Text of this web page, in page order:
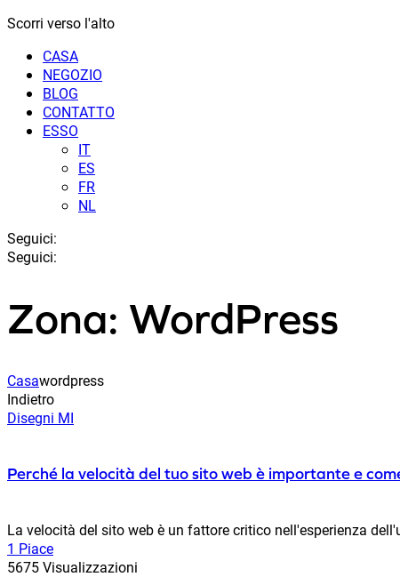
Scorri verso l'alto
CASA
NEGOZIO
BLOG
CONTATTO
ESSO
IT
ES
FR
NL
Seguici:
Seguici:
Zona: WordPress
Casawordpress
Indietro
Disegni MI
Perché la velocità del tuo sito web è importante e
La velocità del sito web è un fattore critico nell'esperienza
1 Piace
5675 Visualizzazioni